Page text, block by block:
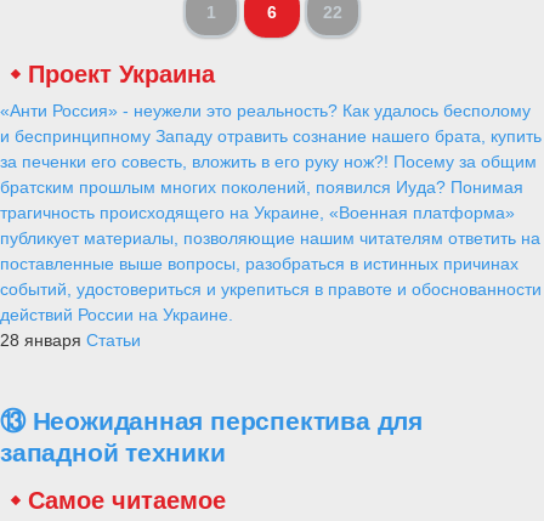
1 6 22
Проект Украина
«Анти Россия» - неужели это реальность? Как удалось бесполому
и беспринципному Западу отравить сознание нашего брата, купить
за печенки его совесть, вложить в его руку нож?! Посему за общим
братским прошлым многих поколений, появился Иуда? Понимая
трагичность происходящего на Украине, «Военная платформа»
публикует материалы, позволяющие нашим читателям ответить на
поставленные выше вопросы, разобраться в истинных причинах
событий, удостовериться и укрепиться в правоте и обоснованности
действий России на Украине.
28 января Статьи
⑬ Неожиданная перспектива для
западной техники
Самое читаемое